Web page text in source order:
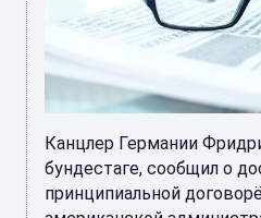
Канцлер Германии
бундестаге, сообщил о
принципиальной